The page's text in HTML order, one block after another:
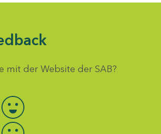
mit der Website der SAB?
auswählen